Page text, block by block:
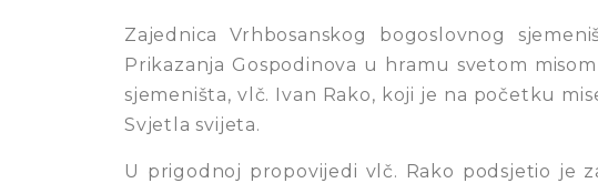
Zajednica Vrhbosanskog bogoslovnog
Prikazanja Gospodinova u hramu svetom
sjemeništa, vlč. Ivan Rako, koji je na početku
Svjetla svijeta.
U prigodnoj propovijedi vlč. Rako podsjetio je